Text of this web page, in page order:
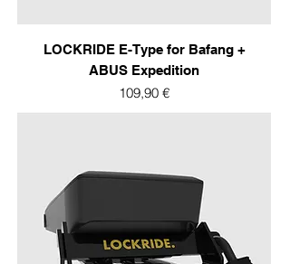
LOCKRIDE E-Type for Bafang +
ABUS Expedition
Prix
109,90 €